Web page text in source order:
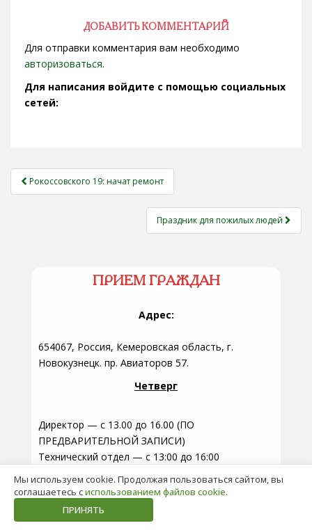
ДОБАВИТЬ КОММЕНТАРИЙ
Для отправки комментария вам необходимо
авторизоваться.
Для написания войдите с помощью социальных
сетей:
НАВИГАЦИЯ
Рокоссовского 19: начат ремонт
Праздник для пожилых людей
ПРИЕМ ГРАЖДАН
Адрес:
654067, Россия, Кемеровская область, г.
Новокузнецк. пр. Авиаторов 57.
Четверг
Директор — с 13.00 до 16.00 (ПО
ПРЕДВАРИТЕЛЬНОЙ ЗАПИСИ)
Технический отдел — с 13:00 до 16:00
Юридический отдел — с 13:00 до 16:00
Отдел по работе с населением — с 13:00 до
Экономист — с 13:00 до 16:00
Мы используем cookie. Продолжая пользоваться сайтом, вы
соглашаетесь сиспользованием файлов cookie.
ПРИНЯТЬ